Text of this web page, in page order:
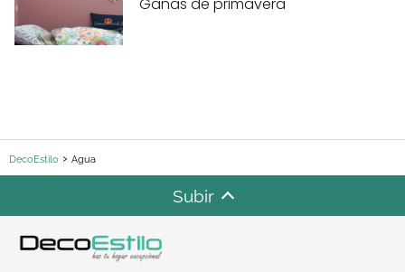
DecoEstilo Agua
Subir